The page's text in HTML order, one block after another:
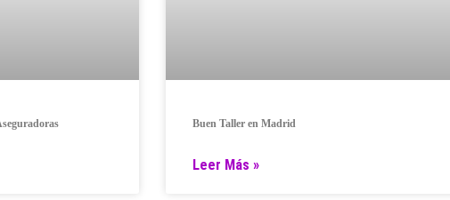
Buen Taller en Madrid
Leer Más »